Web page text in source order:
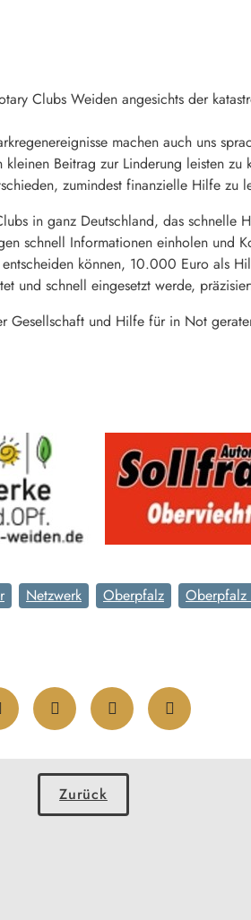
Clubs Weiden angesichts der
machen auch uns
Beitrag zur Linderung leisten
zumindest finanzielle Hilfe zu
in ganz Deutschland, das
schnell Informationen einholen und
können, 10.000 Euro als
und schnell eingesetzt werde,
und Hilfe für in Not
Netzwerk Oberpfalz Oberpfalz
Zurück